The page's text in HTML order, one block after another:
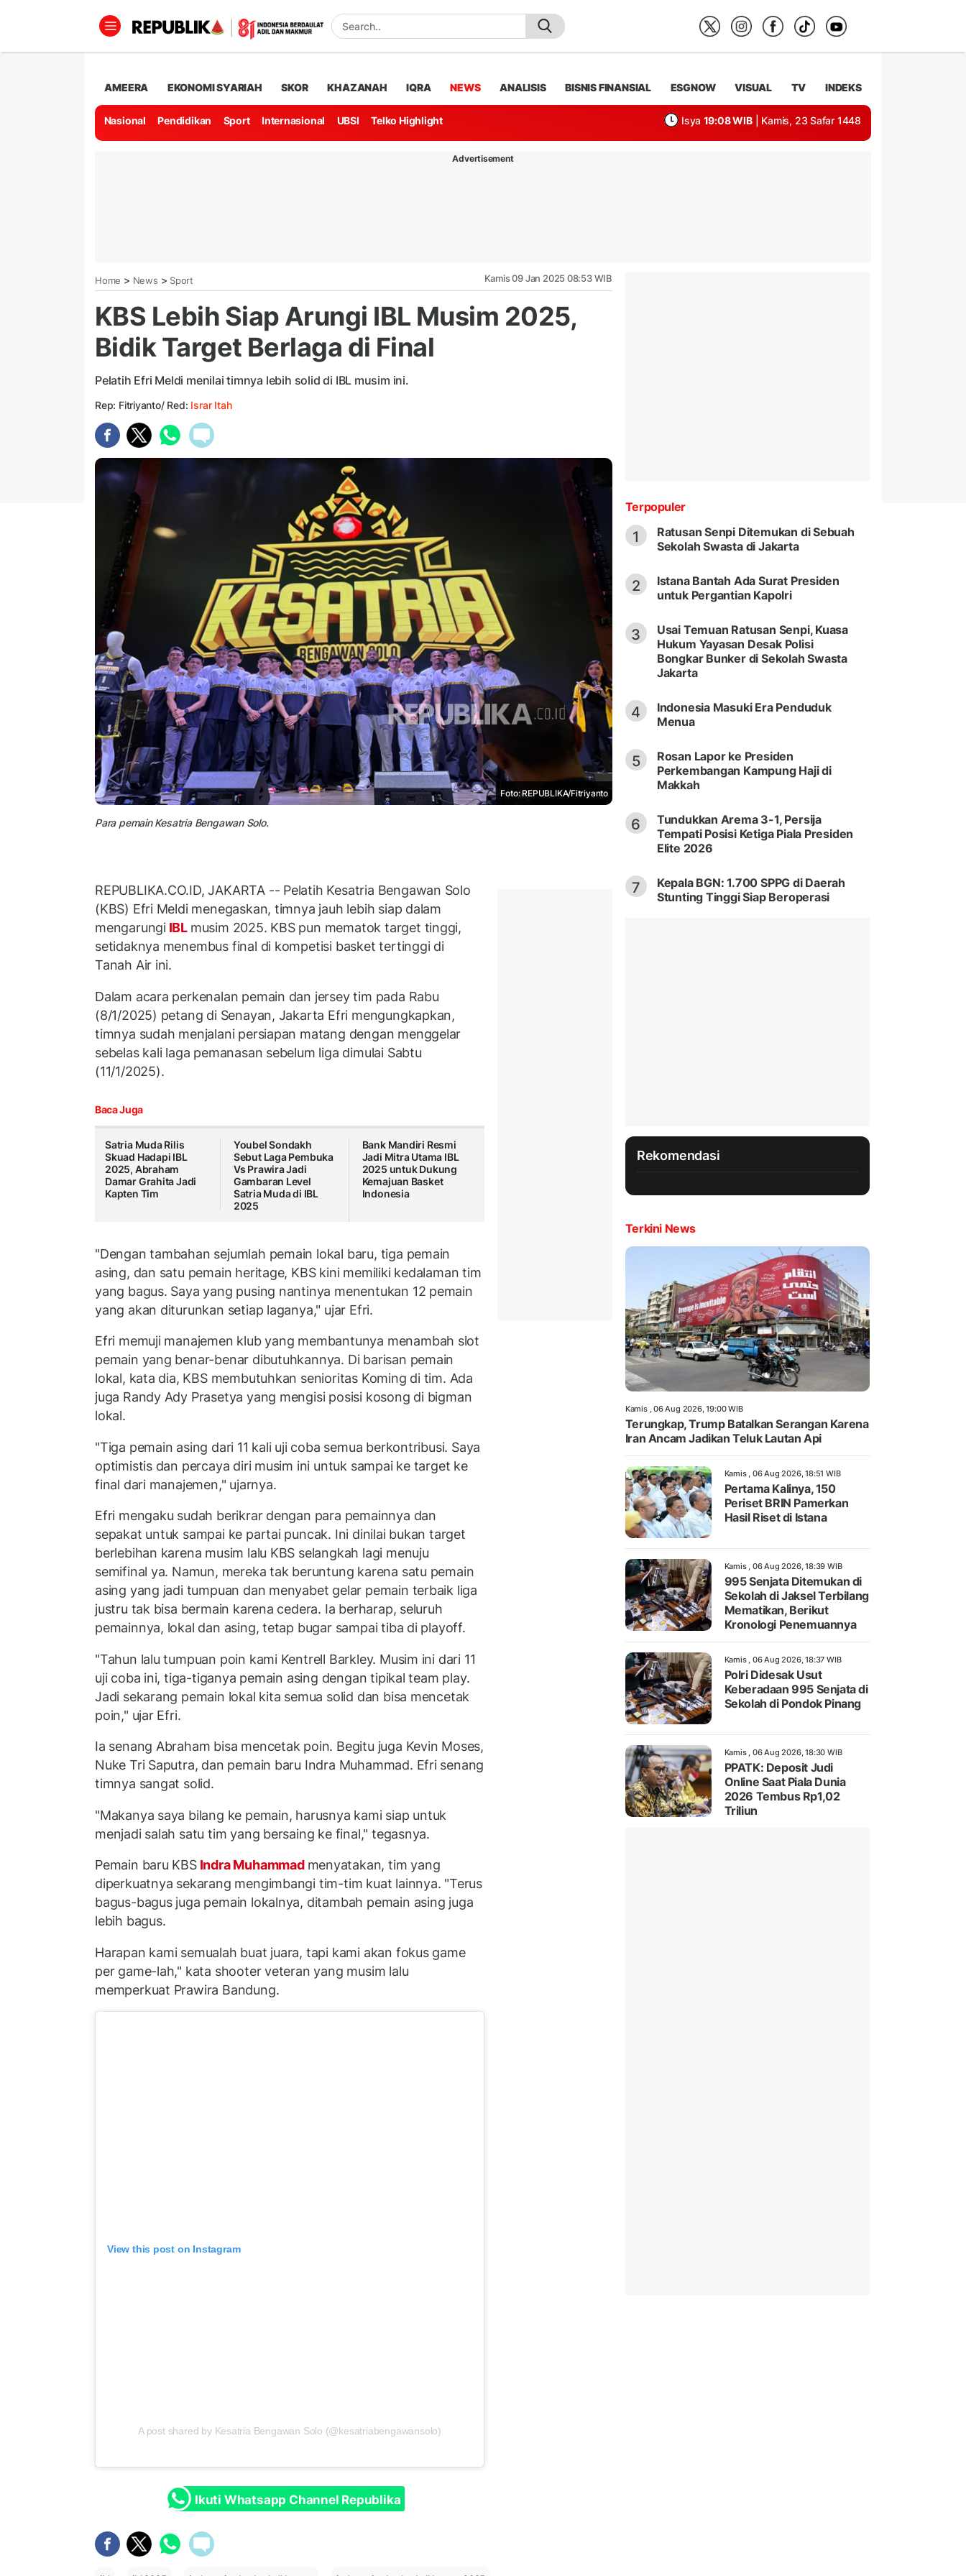
AMEERA EKONOMI SYARIAH SKOR KHAZANAH IQRA NEWS ANALISIS BISNIS FINANSIAL ESGNOW VISUAL TV INDEKS
Nasional Pendidikan Sport Internasional UBSI Telko Highlight Isya 19:08 WIB | Kamis, 23 Safar 1448
Advertisement
Home > News > Sport Kamis 09 Jan 2025 08:53 WIB
KBS Lebih Siap Arungi IBL Musim 2025,
Bidik Target Berlaga di Final
Pelatih Efri Meldi menilai timnya lebih solid di IBL musim ini.
Rep: Fitriyanto/ Red: Israr Itah
Foto: REPUBLIKA/Fitriyanto
Para pemain Kesatria Bengawan Solo.
REPUBLIKA.CO.ID, JAKARTA -- Pelatih Kesatria Bengawan Solo
(KBS) Efri Meldi menegaskan, timnya jauh lebih siap dalam
mengarungiIBL musim 2025. KBS pun mematok target tinggi,
setidaknya menembus final di kompetisi basket tertinggi di
Tanah Air ini.
Dalam acara perkenalan pemain dan jersey tim pada Rabu
(8/1/2025) petang di Senayan, Jakarta Efri mengungkapkan,
timnya sudah menjalani persiapan matang dengan menggelar
sebelas kali laga pemanasan sebelum liga dimulai Sabtu
(11/1/2025).
Baca Juga
Satria Muda Rilis
Skuad Hadapi IBL
2025, Abraham
Damar Grahita Jadi
Kapten Tim
Youbel Sondakh
Sebut Laga Pembuka
Vs Prawira Jadi
Gambaran Level
Satria Muda di IBL
2025
Bank Mandiri Resmi
Jadi Mitra Utama IBL
2025 untuk Dukung
Kemajuan Basket
Indonesia
"Dengan tambahan sejumlah pemain lokal baru, tiga pemain
asing, dan satu pemain heritage, KBS kini memiliki kedalaman tim
yang bagus. Saya yang pusing nantinya menentukan 12 pemain
yang akan diturunkan setiap laganya," ujar Efri.
Efri memuji manajemen klub yang membantunya menambah slot
pemain yang benar-benar dibutuhkannya. Di barisan pemain
lokal, kata dia, KBS membutuhkan senioritas Koming di tim. Ada
juga Randy Ady Prasetya yang mengisi posisi kosong di bigman
lokal.
"Tiga pemain asing dari 11 kali uji coba semua berkontribusi. Saya
optimistis dan percaya diri musim ini untuk sampai ke target ke
final dari manajemen," ujarnya.
Efri mengaku sudah berikrar dengan para pemainnya dan
sepakat untuk sampai ke partai puncak. Ini dinilai bukan target
berlebihan karena musim lalu KBS selangkah lagi menuju
semifinal ya. Namun, mereka tak beruntung karena satu pemain
asing yang jadi tumpuan dan menyabet gelar pemain terbaik liga
justru tak bisa bermain karena cedera. Ia berharap, seluruh
pemainnya, lokal dan asing, tetap bugar sampai tiba di playoff.
"Tahun lalu tumpuan poin kami Kentrell Barkley. Musim ini dari 11
uji coba ini, tiga-tiganya pemain asing dengan tipikal team play.
Jadi sekarang pemain lokal kita semua solid dan bisa mencetak
poin," ujar Efri.
Ia senang Abraham bisa mencetak poin. Begitu juga Kevin Moses,
Nuke Tri Saputra, dan pemain baru Indra Muhammad. Efri senang
timnya sangat solid.
"Makanya saya bilang ke pemain, harusnya kami siap untuk
menjadi salah satu tim yang bersaing ke final," tegasnya.
Pemain baru KBSIndra Muhammad menyatakan, tim yang
diperkuatnya sekarang mengimbangi tim-tim kuat lainnya. "Terus
bagus-bagus juga pemain lokalnya, ditambah pemain asing juga
lebih bagus.
Harapan kami semualah buat juara, tapi kami akan fokus game
per game-lah," kata shooter veteran yang musim lalu
memperkuat Prawira Bandung.
View this post on Instagram
A post shared by Kesatria Bengawan Solo (@kesatriabengawansolo)
Ikuti Whatsapp Channel Republika
Terpopuler
1
Ratusan Senpi Ditemukan di Sebuah
Sekolah Swasta di Jakarta
2
Istana Bantah Ada Surat Presiden
untuk Pergantian Kapolri
3
Usai Temuan Ratusan Senpi, Kuasa
Hukum Yayasan Desak Polisi
Bongkar Bunker di Sekolah Swasta
Jakarta
4
Indonesia Masuki Era Penduduk
Menua
5
Rosan Lapor ke Presiden
Perkembangan Kampung Haji di
Makkah
6
Tundukkan Arema 3-1, Persija
Tempati Posisi Ketiga Piala Presiden
Elite 2026
7
Kepala BGN: 1.700 SPPG di Daerah
Stunting Tinggi Siap Beroperasi
Rekomendasi
Terkini News
Kamis , 06 Aug 2026, 19:00 WIB
Terungkap, Trump Batalkan Serangan Karena
Iran Ancam Jadikan Teluk Lautan Api
Kamis , 06 Aug 2026, 18:51 WIB
Pertama Kalinya, 150
Periset BRIN Pamerkan
Hasil Riset di Istana
Kamis , 06 Aug 2026, 18:39 WIB
995 Senjata Ditemukan di
Sekolah di Jaksel Terbilang
Mematikan, Berikut
Kronologi Penemuannya
Kamis , 06 Aug 2026, 18:37 WIB
Polri Didesak Usut
Keberadaan 995 Senjata di
Sekolah di Pondok Pinang
Kamis , 06 Aug 2026, 18:30 WIB
PPATK: Deposit Judi
Online Saat Piala Dunia
2026 Tembus Rp1,02
Triliun